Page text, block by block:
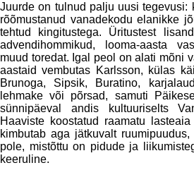
Juurde on tulnud palju uusi tegevusi:
rõõmustanud vanadekodu elanikke
tehtud kingitustega. Üritustest
advendihommikud, looma-aasta
muud toredat. Igal peol on alati mõni
aastaid vembutas Karlsson, külas
Brunoga, Sipsik, Buratino,
lehmake või põrsad, samuti
sünnipäeval andis kultuuriselts
Haaviste koostatud raamatu
kimbutab aga jätkuvalt
pole, mistõttu on pidude ja
keeruline.